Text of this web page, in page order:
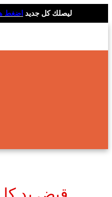
ليصلك كل جديد اضغط